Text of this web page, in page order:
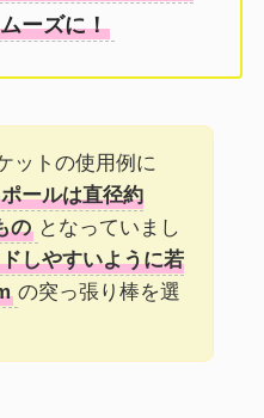
ーズに！
ットの使用例に
ールは直径約
の となっていまし
しやすいように若
の突っ張り棒を選